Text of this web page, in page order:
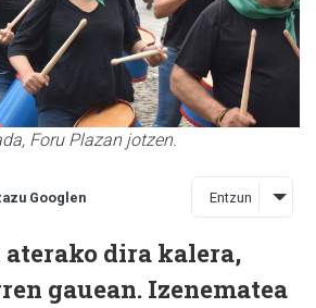
Foru Plazan jotzen.
Googlen Entzun
dira kalera,
gauean. Izenematea